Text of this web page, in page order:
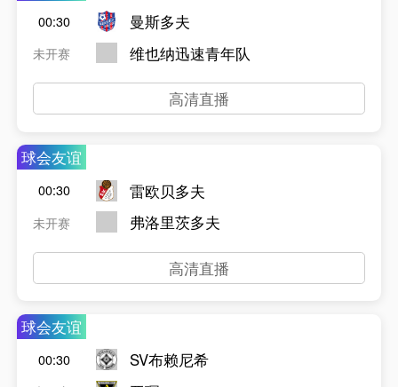
00:30
未开赛
曼斯多夫
维也纳迅速青年队
高清直播
球会友谊
00:30
未开赛
雷欧贝多夫
弗洛里茨多夫
高清直播
球会友谊
00:30
SV布赖尼希